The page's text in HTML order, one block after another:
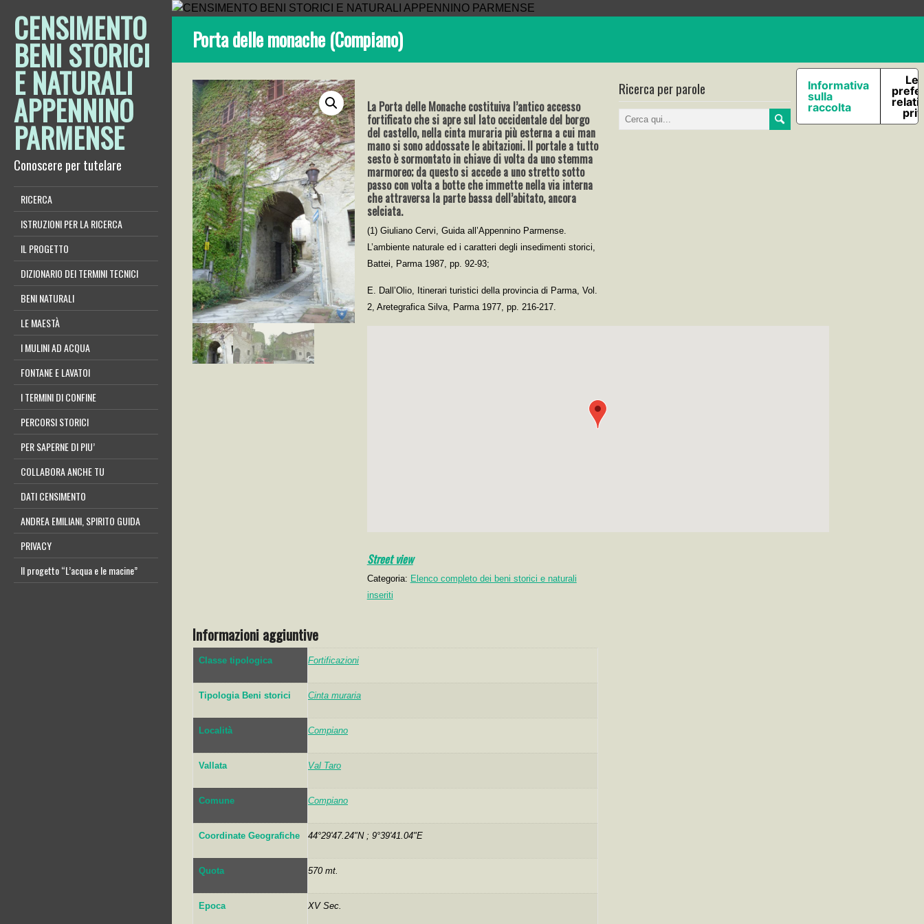
CENSIMENTO
BENI STORICI
E NATURALI
APPENNINO
PARMENSE
Conoscere per tutelare
RICERCA
ISTRUZIONI PER LA RICERCA
IL PROGETTO
DIZIONARIO DEI TERMINI TECNICI
BENI NATURALI
LE MAESTÀ
I MULINI AD ACQUA
FONTANE E LAVATOI
I TERMINI DI CONFINE
PERCORSI STORICI
PER SAPERNE DI PIU’
COLLABORA ANCHE TU
DATI CENSIMENTO
ANDREA EMILIANI, SPIRITO GUIDA
PRIVACY
Il progetto “L’acqua e le macine”
Porta delle monache (Compiano)
La Porta delle Monache costituiva l’antico accesso
fortificato che si apre sul lato occidentale del borgo
del castello, nella cinta muraria più esterna a cui man
mano si sono addossate le abitazioni. Il portale a tutto
sesto è sormontato in chiave di volta da uno stemma
marmoreo; da questo si accede a uno stretto sotto
passo con volta a botte che immette nella via interna
che attraversa la parte bassa dell’abitato, ancora
selciata.
(1) Giuliano Cervi, Guida all’Appennino Parmense.
L’ambiente naturale ed i caratteri degli insedimenti storici,
Battei, Parma 1987, pp. 92-93;
E. Dall’Olio, Itinerari turistici della provincia di Parma, Vol.
2, Aretegrafica Silva, Parma 1977, pp. 216-217.
Street view
Categoria: Elenco completo dei beni storici e naturali
inseriti
Informazioni aggiuntive
Classe tipologica Fortificazioni
Tipologia Beni storici Cinta muraria
Località Compiano
Vallata Val Taro
Comune Compiano
Coordinate Geografiche 44°29'47.24"N ; 9°39'41.04"E
Quota 570 mt.
Epoca XV Sec.
Ricerca per parole
Informativa
sulla
raccolta
Le